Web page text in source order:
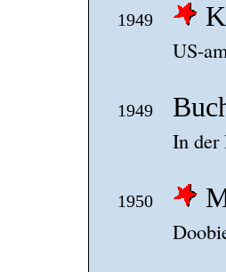
1949
US-
1949
In der
1950